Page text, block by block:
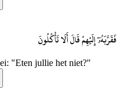
فَقَرَّبَهُۥٓ إِلَيْهِمْ قَالَ أَلَا تَأْكُلُونَ
"Eten jullie het niet?"